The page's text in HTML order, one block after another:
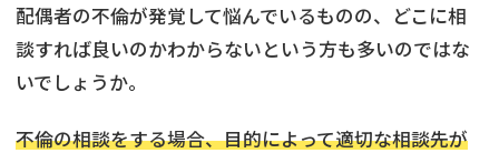
内縁の夫婦
慰謝料
配偶者の不倫が発覚して悩んでいるものの、どこに相
談すれば良いのかわからないという方も多いのではな
いでしょうか。
不倫の相談をする場合、目的によって適切な相談先が